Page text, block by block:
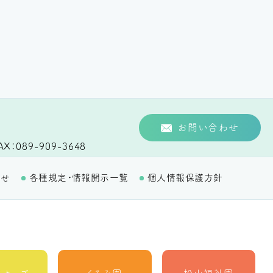
089-909-3648
お問い合わせ
各種規定・情報開示一覧 個人情報保護方針